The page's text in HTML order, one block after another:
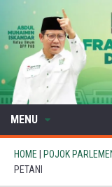
MENU
HOME POJOK
PETANI